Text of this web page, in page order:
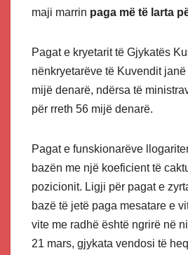
maji marrin paga më të larta
Pagat e kryetarit të Gjykatës
nënkryetarëve të Kuvendit
mijë denarë, ndërsa të
për rreth 56 mijë denarë.
Pagat e funskionarëve
bazën me një koeficient të
pozicionit. Ligji për pagat e
bazë të jetë paga mesatare e
vite me radhë është ngrirë në
21 mars, gjykata vendosi të